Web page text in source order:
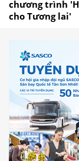
chương trình
cho Tương lai'